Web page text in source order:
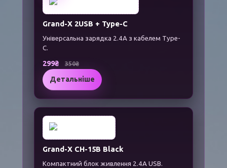
Grand-X 2USB + Type-C
Універсальна зарядка 2.4A з кабелем Type-
C.
299₴ 350₴
Детальніше
Grand-X CH-15B Black
Компактний блок живлення 2.4A USB.